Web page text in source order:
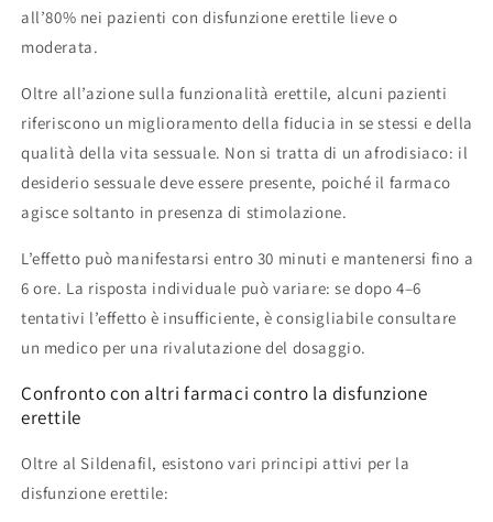
all’80% nei pazienti con disfunzione erettile lieve o
moderata.
Oltre all’azione sulla funzionalità erettile, alcuni pazienti
riferiscono un miglioramento della fiducia in se stessi e della
qualità della vita sessuale. Non si tratta di un afrodisiaco: il
desiderio sessuale deve essere presente, poiché il farmaco
agisce soltanto in presenza di stimolazione.
L’effetto può manifestarsi entro 30 minuti e mantenersi fino a
6 ore. La risposta individuale può variare: se dopo 4–6
tentativi l’effetto è insufficiente, è consigliabile consultare
un medico per una rivalutazione del dosaggio.
Confronto con altri farmaci contro la disfunzione
erettile
Oltre al Sildenafil, esistono vari principi attivi per la
disfunzione erettile: